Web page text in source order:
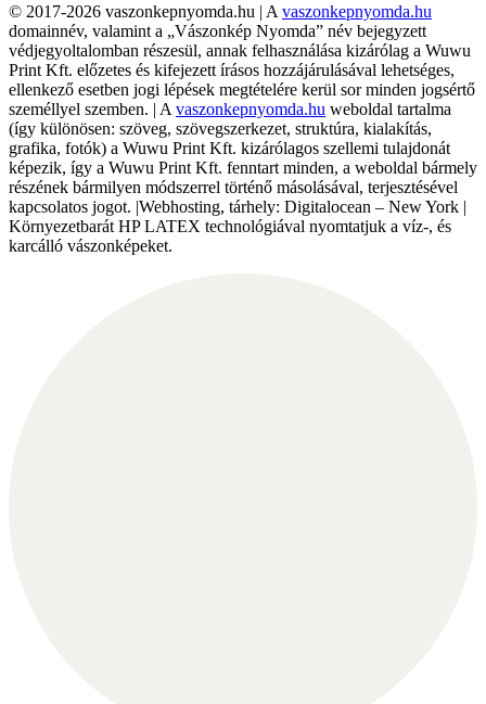
© 2017-2026 vaszonkepnyomda.hu | A vaszonkepnyomda.hu
domainnév, valamint a „Vászonkép Nyomda” név bejegyzett
védjegyoltalomban részesül, annak felhasználása kizárólag a Wuwu
Print Kft. előzetes és kifejezett írásos hozzájárulásával lehetséges,
ellenkező esetben jogi lépések megtételére kerül sor minden jogsértő
személlyel szemben. | A vaszonkepnyomda.hu weboldal tartalma
(így különösen: szöveg, szövegszerkezet, struktúra, kialakítás,
grafika, fotók) a Wuwu Print Kft. kizárólagos szellemi tulajdonát
képezik, így a Wuwu Print Kft. fenntart minden, a weboldal bármely
részének bármilyen módszerrel történő másolásával, terjesztésével
kapcsolatos jogot. |Webhosting, tárhely: Digitalocean – New York |
Környezetbarát HP LATEX technológiával nyomtatjuk a víz-, és
karcálló vászonképeket.